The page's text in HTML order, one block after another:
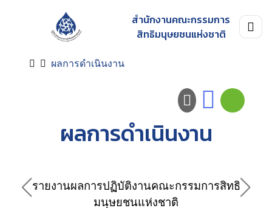
สำนักงานคณะกรรมการ
สิทธิมนุษยชนแห่งชาติ
ผลการดำเนินงาน
ผลการดำเนินงาน
รายงานผลการปฏิบัติงานคณะกรรมการสิทธิ
มนุษยชนแห่งชาติ
รา